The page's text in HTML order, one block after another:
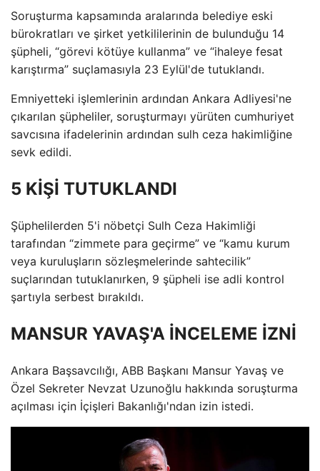
Soruşturma kapsamında aralarında belediye eski
bürokratları ve şirket yetkililerinin de bulunduğu 14
şüpheli, “görevi kötüye kullanma” ve “ihaleye fesat
karıştırma” suçlamasıyla 23 Eylül'de tutuklandı.
Emniyetteki işlemlerinin ardından Ankara Adliyesi'ne
çıkarılan şüpheliler, soruşturmayı yürüten cumhuriyet
savcısına ifadelerinin ardından sulh ceza hakimliğine
sevk edildi.
5 KİŞİ TUTUKLANDI
Şüphelilerden 5'i nöbetçi Sulh Ceza Hakimliği
tarafından “zimmete para geçirme” ve “kamu kurum
veya kuruluşların sözleşmelerinde sahtecilik”
suçlarından tutuklanırken, 9 şüpheli ise adli kontrol
şartıyla serbest bırakıldı.
MANSUR YAVAŞ'A İNCELEME İZNİ
Ankara Başsavcılığı, ABB Başkanı Mansur Yavaş ve
Özel Sekreter Nevzat Uzunoğlu hakkında soruşturma
açılması için İçişleri Bakanlığı'ndan izin istedi.